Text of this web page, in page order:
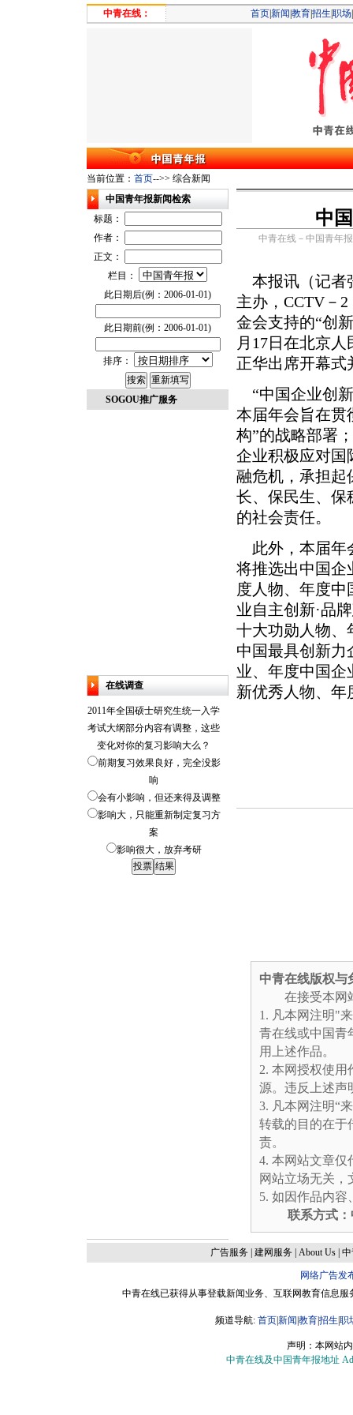
中青在线： 首页新闻 教育招生 职场
当前位置： 首页-->> 综合新闻
中
中青在线－中国青年报
本报讯（记者
主办，CCTV－
金会支持的“创
月17日在北京
正华出席开幕式
“中国企业创
本届年会旨在贯
构”的战略部署
企业积极应对国
融危机，承担起
长、保民生、保
的社会责任。
此外，本届年
将推选出中国企
度人物、年度中
业自主创新·品
十大功勋人物、
中国最具创新力
业、年度中国企
新优秀人物、年
中青在线版权
在接受本网站
凡本网注明"
青在线或中国青
用上述作品。
本网授权使用
源。违反上述声
凡本网注明“
转载的目的在于
责。
本网站文章仅
网站立场无关
如因作品内容
联系方式：
中国青年报新闻检索
标题：
作者：
正文：
栏目：
此日期后(例：2006-01-01)
此日期前(例：2006-01-01)
排序：
SOGOU推广服务
在线调查
2011年全国硕士研究生统一入学
考试大纲部分内容有调整，这些
变化对你的复习影响大么？
前期复习效果良好，完全没影
响
会有小影响，但还来得及调整
影响大，只能重新制定复习方
案
影响很大，放弃考研
广告服务| 建网服务| About Us|
网络广告发
中青在线已获得从事登载新闻业务、互联网教育信息
频道导航: 首页|新闻 教育|招生 职
声明：本网站
中青在线及中国青年报地址